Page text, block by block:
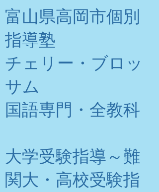
富山県高岡市個別
指導塾
チェリー・ブロッ
サム
​国語専門・全教科
大学受験指導～難
関大・高校受験指